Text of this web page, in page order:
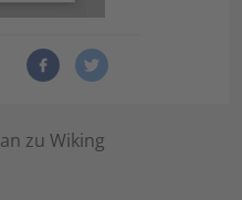
zu Wiking